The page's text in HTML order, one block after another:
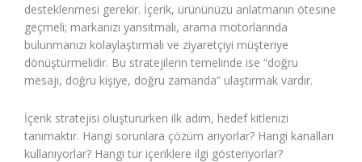
desteklenmesi gerekir. İçerik, ürününüzü anlatmanın ötesine
geçmeli; markanızı yansıtmalı, arama motorlarında
bulunmanızı kolaylaştırmalı ve ziyaretçiyi müşteriye
dönüştürmelidir. Bu stratejilerin temelinde ise “doğru
mesajı, doğru kişiye, doğru zamanda” ulaştırmak vardır.
İçerik stratejisi oluştururken ilk adım, hedef kitlenizi
tanımaktır. Hangi sorunlara çözüm arıyorlar? Hangi kanalları
kullanıyorlar? Hangi tür içeriklere ilgi gösteriyorlar?